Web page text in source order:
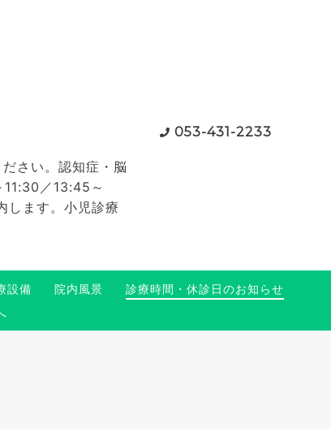
さい。認知症・脳
／13:45～
します。小児診療
053-431-2233
設備 院内風景
診療時間・休診日のお知らせ